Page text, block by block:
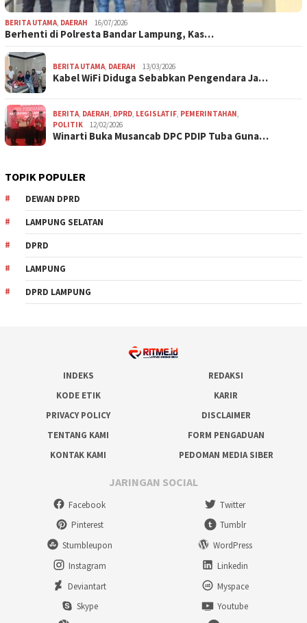
BERITA UTAMA DAERAH 16/07/2026
Berhenti di Polresta Bandar Lampung, Kas…
BERITA UTAMA DAERAH 13/03/2026
Kabel WiFi Diduga Sebabkan Pengendara Ja…
BERITA DAERAH DPRD LEGISLATIF PEMERINTAHAN
POLITIK
12/02/2026
Winarti Buka Musancab DPC PDIP Tuba Guna…
TOPIK POPULER
DEWAN DPRD
LAMPUNG SELATAN
DPRD
LAMPUNG
DPRD LAMPUNG
INDEKS
REDAKSI
KODE ETIK
KARIR
PRIVACY POLICY
DISCLAIMER
TENTANG KAMI
FORM PENGADUAN
KONTAK KAMI
PEDOMAN MEDIA SIBER
JARINGAN SOCIAL
Facebook
Twitter
Pinterest
Tumblr
Stumbleupon
WordPress
Instagram
Linkedin
Deviantart
Myspace
Skype
Youtube